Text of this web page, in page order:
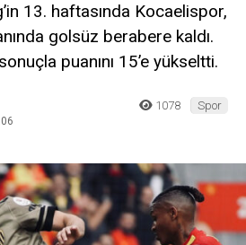
13. haftasında Kocaelispor,
golsüz berabere kaldı.
puanını 15’e yükseltti.
1078 Spor